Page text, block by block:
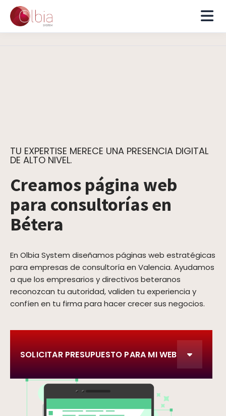
TU EXPERTISE MERECE UNA PRESENCIA DIGITAL
DE ALTO NIVEL.
Creamos página web
para consultorías en
Bétera
En Olbia System diseñamos páginas web estratégicas
para empresas de consultoría en Valencia. Ayudamos
a que los empresarios y directivos beteranos
reconozcan tu autoridad, validen tu experiencia y
confíen en tu firma para hacer crecer sus negocios.
SOLICITAR PRESUPUESTO PARA MI WEB